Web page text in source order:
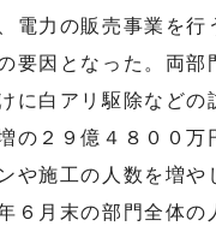
電力の販売事業を行
要因となった。両部
に白アリ駆除などの
の２９億４８００万
や施工の人数を増や
６月末の部門全体の